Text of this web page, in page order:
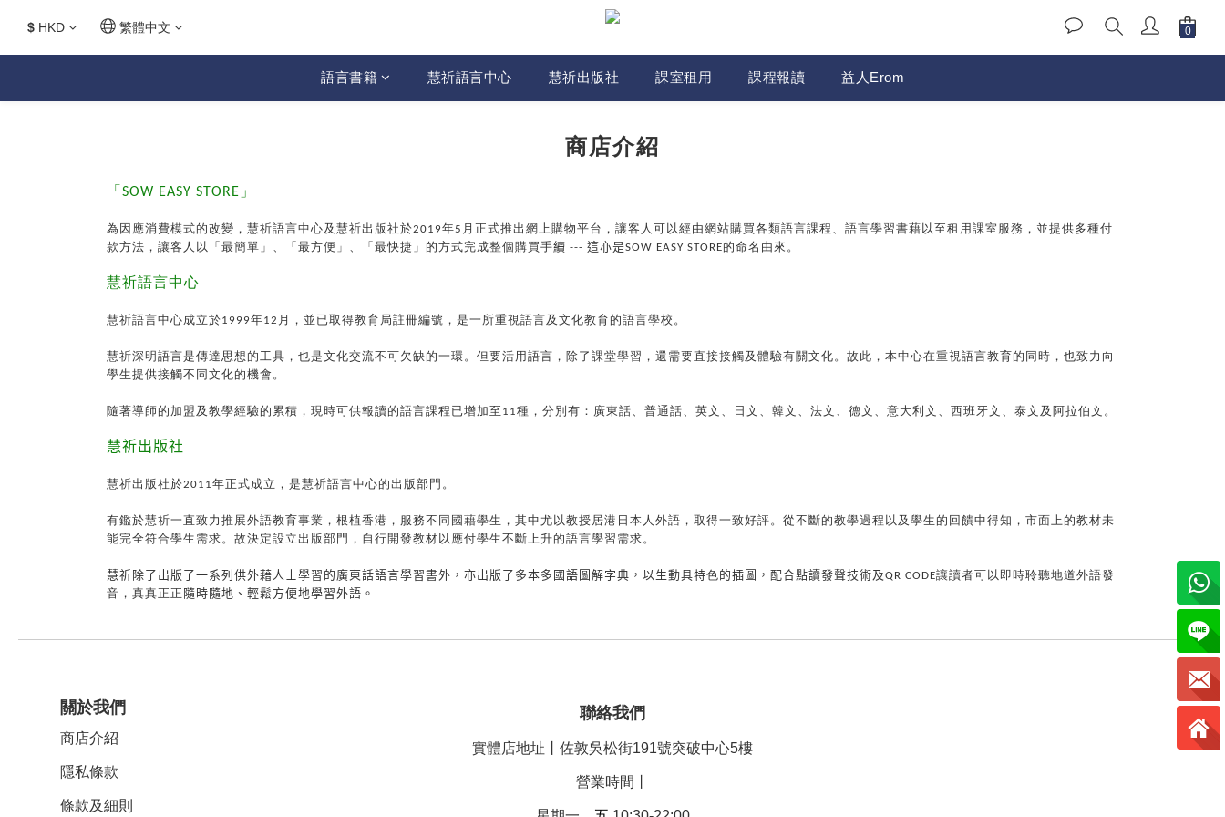
$ HKD 繁體中文
語言書籍 慧祈語言中心 慧祈出版社 課室租用 課程報讀 益人Erom
商店介紹
「 SOW EASY STORE 」
為因應消費模式的改變，慧祈語言中心及慧祈出版社於2019年5 月正式推出網上購物平台，讓客人可以經由網站購買各類語言課程、語言學習書藉以至租用課室服務，並提供多種付
款方法，讓客人以「最簡單」、「最方便」、「最快捷」的方式完成整個購買手續 --- 這亦是SOW EASY STORE的命名由來。
慧祈語言中心
慧祈語言中心成立於1999年12 月，並已取得教育局註冊編號，是一所重視語言及文化教育的語言學校。
慧祈深明語言是傳達思想的工具，也是文化交流不可欠缺的一環。但要活用語言，除了課堂學習，還需要直接接觸及體驗有關文化。故此，本中心在重視語言教育的同時，也致力向
學生提供接觸不同文化的機會。
隨著導師的加盟及教學經驗的累積，現時可供報讀的語言課程已增加至 11種，分別有：廣東話、普通話、英文、日文、韓文、法文、德文、意大利文、西班牙文、泰文及阿拉伯文。
慧祈出版社
慧祈出版社於2011年正式成立，是慧祈語言中心的出版部門。
有鑑於慧祈一直致力推展外語教育事業，根植香港，服務不同國藉學生，其中尤以教授居港日本人外語，取得一致好評。從不斷的教學過程以及學生的回饋中得知，市面上的教材未
能完全符合學生需求。故決定設立出版部門，自行開發教材以應付學生不斷上升的語言學習需求。
慧祈除了出版了一系列供外藉人士學習的廣東話語言學習書外，亦出版了多本多國語圖解字典，以生動具特色的插圖，配合點讀發聲技術及QR CODE讓讀者可以即時聆聽地道外語發
音，真真正正 隨時隨地、輕鬆方便地學習外語。
關於我們
商店介紹
隱私條款
條款及細則
聯絡我們
實體店地址丨佐敦吳松街191號突破中心5樓
營業時間丨